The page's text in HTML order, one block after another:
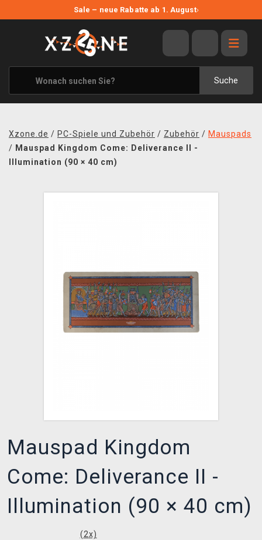
Sale – neue Rabatte ab 1. August›
Suche
ANGEBOTE
ALLE MARKEN
XZONE ORIGINALS
KLEIDUNG & ACCESSOIRES
BÜCHER & COMICS
XZONE CLUB
Xzone.de / PC-Spiele und Zubehör / Zubehör / Mauspads
/ Mauspad Kingdom Come: Deliverance II -
Illumination (90 × 40 cm)
Mauspad Kingdom
Come: Deliverance II -
Illumination (90 × 40 cm)
(2x)